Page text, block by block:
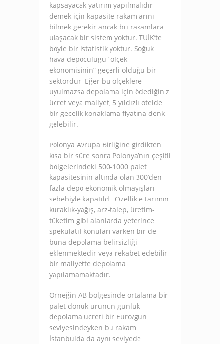
kapsayacak yatırım yapılmalıdır
demek için kapasite rakamlarını
bilmek gerekir ancak bu rakamlara
ulaşacak bir sistem yoktur. TUİK’te
böyle bir istatistik yoktur. Soğuk
hava depoculuğu “ölçek
ekonomisinin” geçerli olduğu bir
sektördür. Eğer bu ölçeklere
uyulmazsa depolama için ödediğiniz
ücret veya maliyet, 5 yıldızlı otelde
bir gecelik konaklama fiyatına denk
gelebilir.
Polonya Avrupa Birliğine girdikten
kısa bir süre sonra Polonya’nın çeşitli
bölgelerindeki 500-1000 palet
kapasitesinin altında olan 300’den
fazla depo ekonomik olmayışları
sebebiyle kapatıldı. Özellikle tarımın
kuraklık-yağış, arz-talep, üretim-
tüketim gibi alanlarda yeterince
spekülatif konuları varken bir de
buna depolama belirsizliği
eklenmektedir veya rekabet edebilir
bir maliyette depolama
yapılamamaktadır.
Örneğin AB bölgesinde ortalama bir
palet donuk ürünün günlük
depolama ücreti bir Euro/gün
seviyesindeyken bu rakam
İstanbulda da aynı seviyede